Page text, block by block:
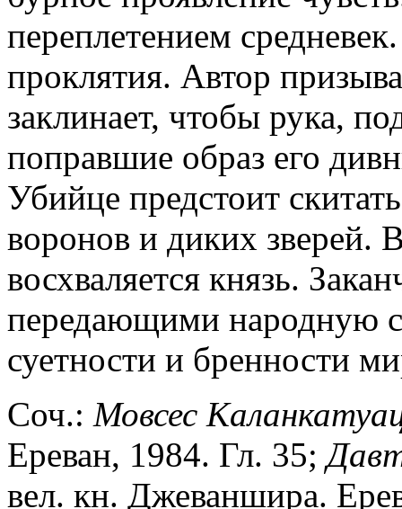
переплетением
проклятия. Автор
заклинает, чтобы рука,
поправшие образ его
Убийце предстоит
воронов и диких зверей.
восхваляется князь.
передающими народную
суетности и бренности
Соч.: Мовсес
Ереван, 1984. Гл. 35;
вел. кн. Джеваншира.